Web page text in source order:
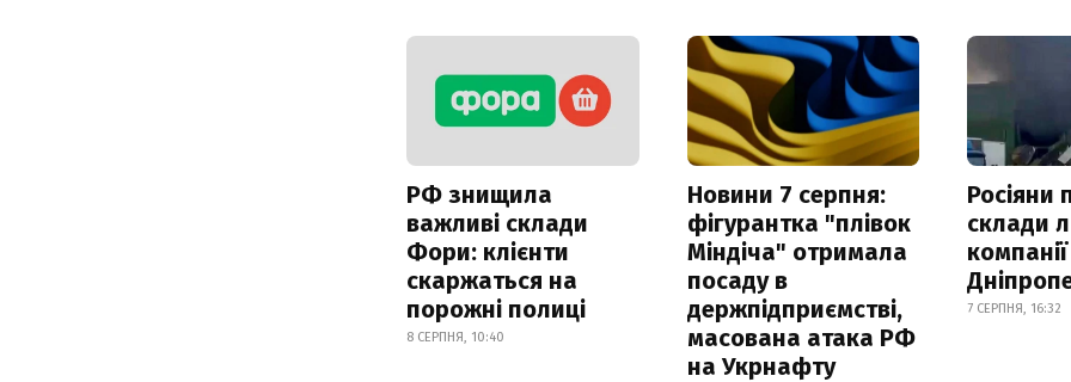
РФ знищила
важливі склади
Фори: клієнти
скаржаться на
порожні полиці
8 СЕРПНЯ, 10:40
Новини 7 серпня:
фігурантка "плівок
Міндіча" отримала
посаду в
держпідприємстві,
масована атака РФ
на Укрнафту
Росіяни
склади
7 СЕРПНЯ, 16:32